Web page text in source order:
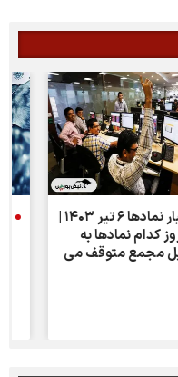
اخبار نماد‌ها ۶ تیر ۱۴۰۳ |
کدام نمادها به
مجمع متوقف می